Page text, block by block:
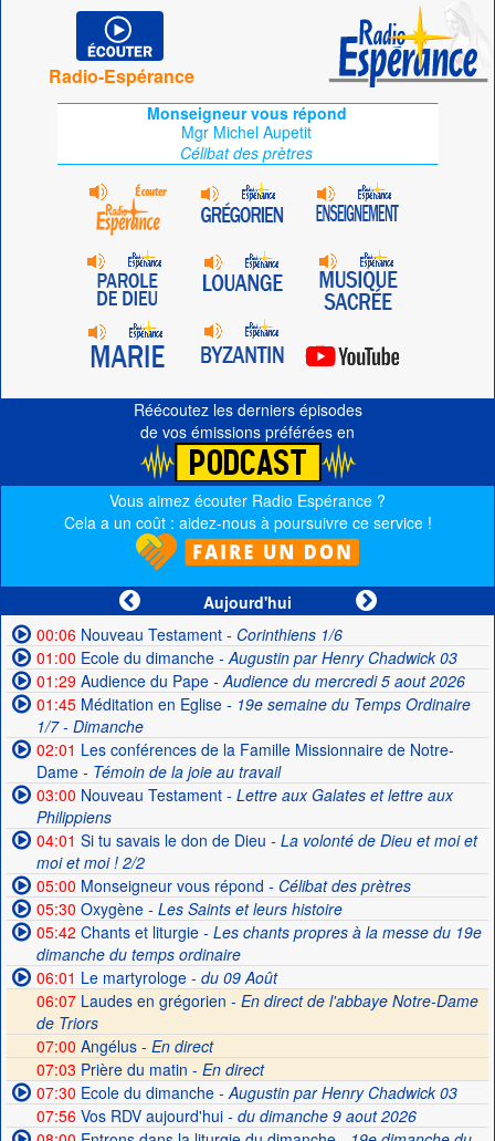
Radio-Espérance
Monseigneur vous répond
Mgr Michel Aupetit
Célibat des prètres
Réécoutez les derniers épisodes
de vos émissions préférées en
Vous aimez écouter Radio Espérance ?
Cela a un coût : aidez-nous à poursuivre ce service !
Aujourd'hui
00:06Nouveau Testament- Corinthiens 1/6
01:00 Ecole du dimanche- Augustin par Henry Chadwick 03
01:29Audience du Pape- Audience du mercredi 5 aout 2026
01:45Méditation en Eglise- 19e semaine du Temps Ordinaire
1/7 - Dimanche
02:01 Les conférences de la Famille Missionnaire de Notre-
Dame- Témoin de la joie au travail
03:00 Nouveau Testament- Lettre aux Galates et lettre aux
Philippiens
04:01 Si tu savais le don de Dieu - La volonté de Dieu et moi et
moi et moi ! 2/2
05:00 Monseigneur vous répond - Célibat des prètres
05:30 Oxygène- Les Saints et leurs histoire
05:42 Chants et liturgie- Les chants propres à la messe du 19e
dimanche du temps ordinaire
06:01 Le martyrologe- du 09 Août
06:07Laudes en grégorien - En direct de l'abbaye Notre-Dame
de Triors
07:00 Angélus - En direct
07:03 Prière du matin - En direct
07:30 Ecole du dimanche- Augustin par Henry Chadwick 03
07:56Vos RDV aujourd'hui- du dimanche 9 aout 2026